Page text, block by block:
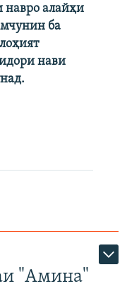
навро алайҳи
ба
нави
"Амина"